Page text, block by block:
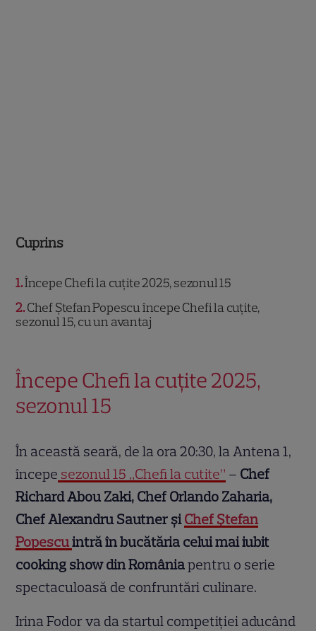
Cuprins
1 Începe Chefi la cuțite 2025, sezonul 15
2 Chef Ștefan Popescu începe Chefi la cuțite,
sezonul 15, cu un avantaj
Începe Chefi la cuțite 2025,
sezonul 15
În această seară, de la ora 20:30, la Antena 1,
începe sezonul 15 „Chefi la cuțite” – Chef
Richard Abou Zaki, Chef Orlando Zaharia,
Chef Alexandru Sautner șiChef Ștefan
Popescuintră în bucătăria celui mai iubit
cooking show din Româniapentru o serie
spectaculoasă de confruntări culinare.
Irina Fodor va da startul competiției aducând